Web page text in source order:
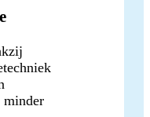
minder